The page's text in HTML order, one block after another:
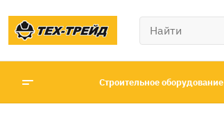
Строительное оборудование